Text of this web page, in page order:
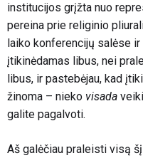
institucijos grįžta nuo
pereina prie religinio
laiko konferencijų salėse
įtikinėdamas libus, nei
libus, ir pastebėjau, kad
žinoma – nieko visada
galite pagalvoti.
Aš galėčiau praleisti visą